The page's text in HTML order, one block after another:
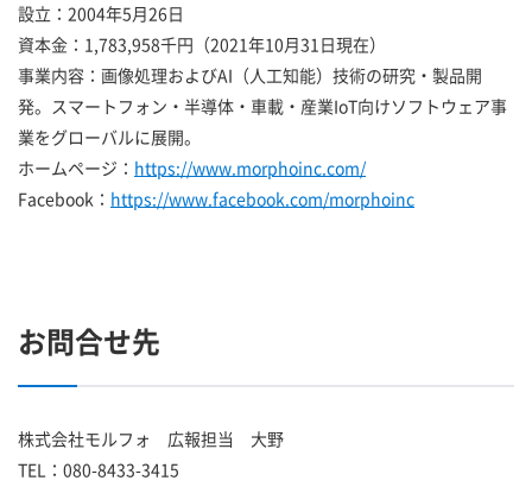
設立：2004年5月26日
資本金：1,783,958千円（2021年10月31日現在）
事業内容：画像処理およびAI（人工知能）技術の研究・製品開
発。スマートフォン・半導体・車載・産業IoT向けソフトウェア事
業をグローバルに展開。
ホームページ： https://www.morphoinc.com/
Facebook： https://www.facebook.com/morphoinc
お問合せ先
株式会社モルフォ 広報担当 大野
TEL：080-8433-3415